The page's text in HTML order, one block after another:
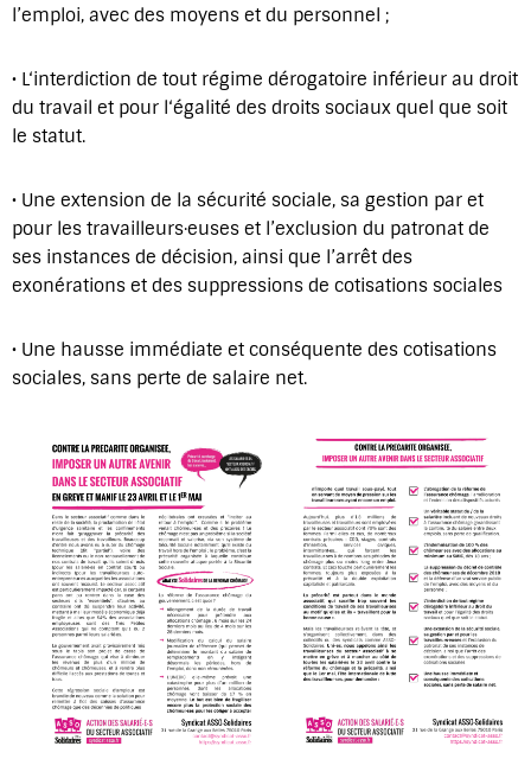
l’emploi, avec des moyens et du personnel ;
• L‘interdiction de tout régime dérogatoire inférieur au droit
du travail et pour l‘égalité des droits sociaux quel que soit
le statut.
• Une extension de la sécurité sociale, sa gestion par et
pour les travailleurs·euses et l’exclusion du patronat de
ses instances de décision, ainsi que l’arrêt des
exonérations et des suppressions de cotisations sociales
• Une hausse immédiate et conséquente des cotisations
sociales, sans perte de salaire net.